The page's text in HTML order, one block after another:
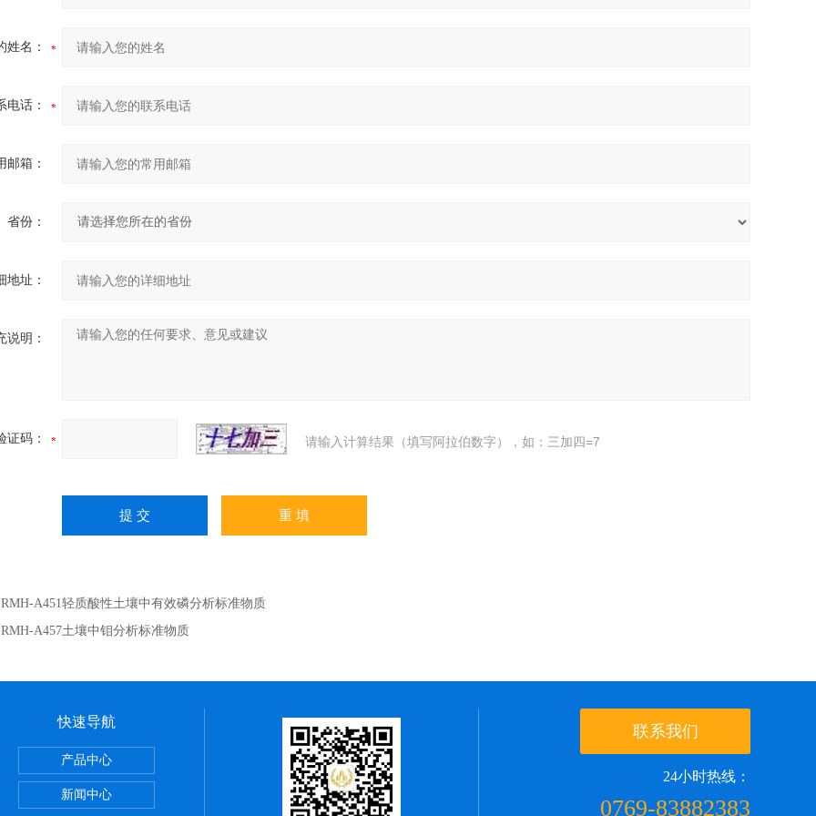
姓名：
电话：
邮箱：
省份：
地址：
说明：
证码： 请输入计算结果（填写阿拉伯数字），如：三加四=7
RMH-A451轻质酸性土壤中有效磷分析标准物质
RMH-A457土壤中钼分析标准物质
涂层中铅、镉成分分析标准物质
析标准物质
快速导航
产品中心
新闻中心
联系我们
24小时热线：
0769-83882383